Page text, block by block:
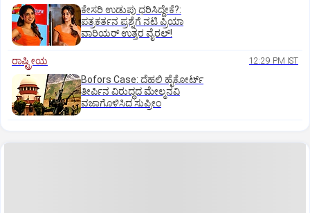
ಕೇಸರಿ ಉಡುಪು ಧರಿಸಿದ್ದೇಕೆ?:
ಪತ್ರಕರ್ತನ ಪ್ರಶ್ನೆಗೆ ನಟಿ ಪ್ರಿಯಾ
ವಾರಿಯರ್ ಉತ್ತರ ವೈರಲ್!
ರಾಷ್ಟ್ರೀಯ 12:29 PM IST
Bofors Case: ದೆಹಲಿ ಹೈಕೋರ್ಟ್‌
ತೀರ್ಪಿನ ವಿರುದ್ಧದ ಮೇಲ್ಮನವಿ
ವಜಾಗೊಳಿಸಿದ ಸುಪ್ರೀಂ